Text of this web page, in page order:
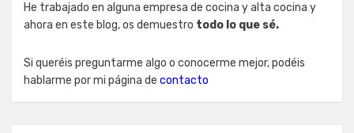
He trabajado en alguna empresa de cocina y alta cocina y
ahora en este blog, os demuestro todo lo que sé.
Si queréis preguntarme algo o conocerme mejor, podéis
hablarme por mi página de contacto